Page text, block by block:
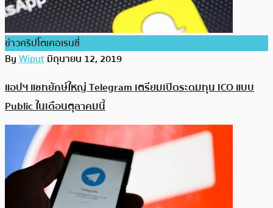
ข่าวคริปโตเคอเรนซี่
ByWiputมิถุนายน 12, 2019
แอปฯ แชทยักษ์ใหญ่ Telegram เตรียมเปิดระดมทุน ICO แบบ
Public ในเดือนตุลาคมนี้